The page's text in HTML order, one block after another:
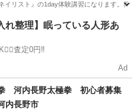
イリスト』の1day体験講習になります。簡
れ整理】眠っている人形あ
査定0円‼️
Ad
河内長野太極拳 初心者募集
長野市